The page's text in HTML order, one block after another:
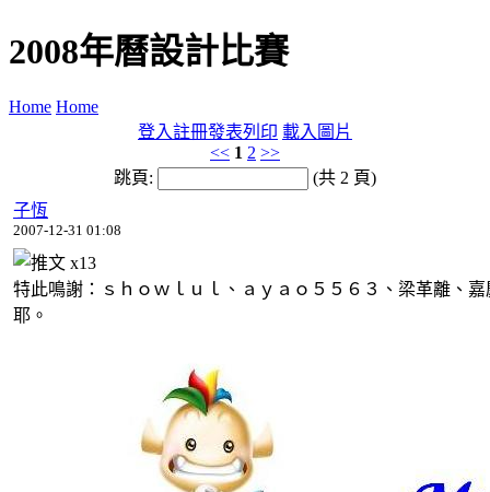
2008年曆設計比賽
Home Home
登入註冊發表列印 載入圖片
<< 1 2 >>
跳頁:
(共 2 頁)
子恆
2007-12-31 01:08
x13
特此鳴謝：ｓｈｏｗｌｕｌ、ａｙａｏ５５６３、梁革離、
耶。